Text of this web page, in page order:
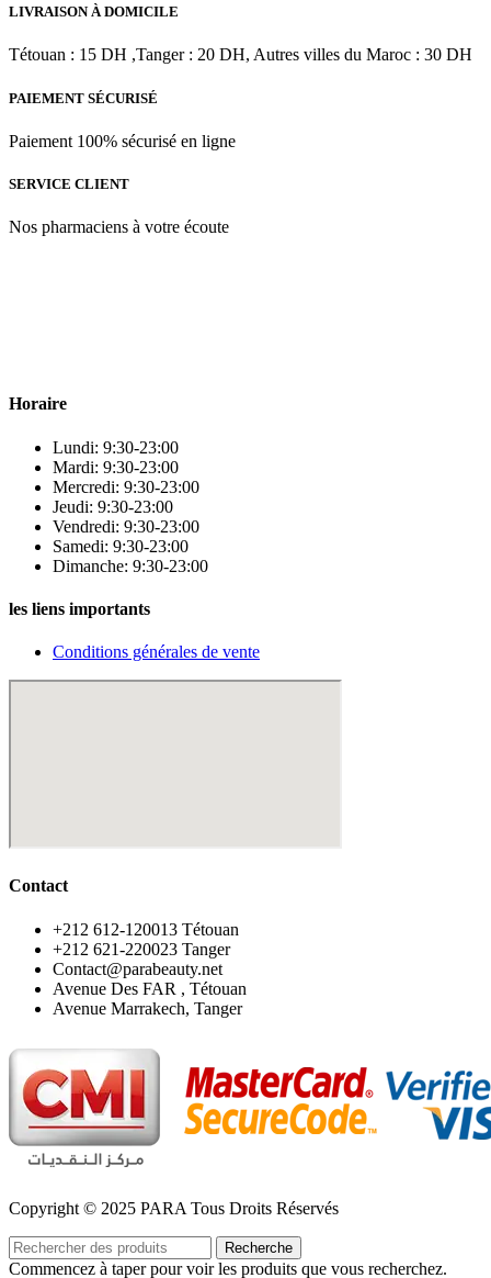
LIVRAISON À DOMICILE
Tétouan : 15 DH ,Tanger : 20 DH, Autres villes du Maroc : 30 DH
PAIEMENT SÉCURISÉ
Paiement 100% sécurisé en ligne
SERVICE CLIENT
Nos pharmaciens à votre écoute
Horaire
Lundi: 9:30-23:00
Mardi: 9:30-23:00
Mercredi: 9:30-23:00
Jeudi: 9:30-23:00
Vendredi: 9:30-23:00
Samedi: 9:30-23:00
Dimanche: 9:30-23:00
les liens importants
Conditions générales de vente
Contact
‪+212 612-120013 Tétouan
‪+212 621-220023 Tanger
Contact@parabeauty.net
Avenue Des FAR , Tétouan
Avenue Marrakech, Tanger
Copyright © 2025 PARA Tous Droits Réservés
Recherche
Commencez à taper pour voir les produits que vous recherchez.